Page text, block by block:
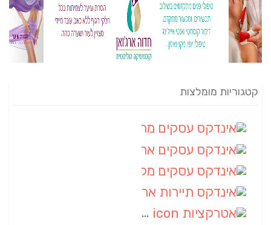
קטגוריות מומלצות
אטרקציות